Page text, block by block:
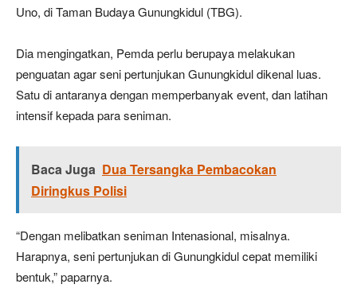
Uno, di Taman Budaya Gunungkidul (TBG).
Dia mengingatkan, Pemda perlu berupaya melakukan
penguatan agar seni pertunjukan Gunungkidul dikenal luas.
Satu di antaranya dengan memperbanyak event, dan latihan
intensif kepada para seniman.
Baca Juga Dua Tersangka Pembacokan
Diringkus Polisi
“Dengan melibatkan seniman Intenasional, misalnya.
Harapnya, seni pertunjukan di Gunungkidul cepat memiliki
bentuk,” paparnya.